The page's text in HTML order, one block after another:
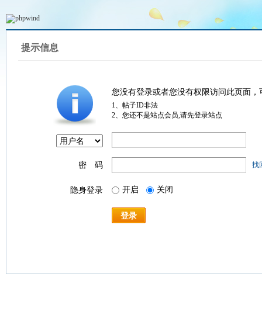
提示信息
您没有登录或者您没有权限访问此页面
1、帖子ID非法
2、您还不是站点会员,请先登录站点
密 码 找
隐身登录 开启 关闭
登录